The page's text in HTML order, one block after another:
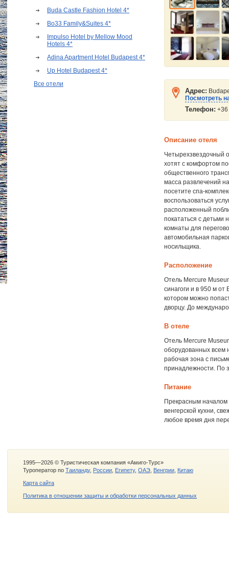
Buda Castle Fashion Hotel 4*
Bo33 Family&Suites 4*
Impulso Hotel by Mellow Mood
Hotels 4*
Adina Apartment Hotel Budapest 4*
Up Hotel Budapest 4*
Все отели
Адрес:
Посмотреть
Телефон:
Описание отеля
Четырехзвездочный
хотят с комфортом
общественного
масса развлечений
посетите спа-
воспользоваться
расположенный
покататься с детьми
комнаты для
автомобильная
носильщика.
Расположение
Отель Mercure
синагоги и в 950 м
котором можно
дворцу. До
В отеле
Отель Mercure
оборудованных всем
рабочая зона с
принадлежности. По
Питание
Прекрасным началом
венгерской кухни,
любое время дня
1995—2026 © Туристическая компания «Амиго-Турс»
Туроператор по Таиланду, России Египету, ОАЭ Венгрии Китаю
Карта сайта
Политика в отношении защиты и обработки персональных данных